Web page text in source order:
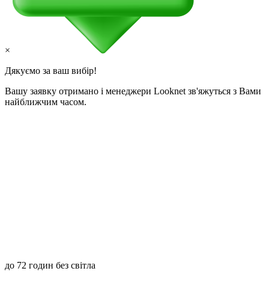
×
Дякуємо за ваш вибір!
Вашу заявку отримано і менеджери Looknet зв'яжуться з Вами
найближчим часом.
до 72 годин без світла